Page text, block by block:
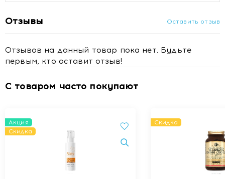
Отзывы Оставить отзыв
Отзывов на данный товар пока нет. Будьте
первым, кто оставит отзыв!
С товаром часто покупают
Акция
Скидка
Скидка